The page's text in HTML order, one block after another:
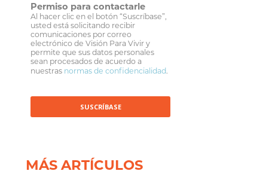
Permiso para contactarle
Al hacer clic en el botón “Suscríbase”,
usted está solicitando recibir
comunicaciones por correo
electrónico de Visión Para Vivir y
permite que sus datos personales
sean procesados de acuerdo a
nuestras normas de confidencialidad.
MÁS ARTÍCULOS